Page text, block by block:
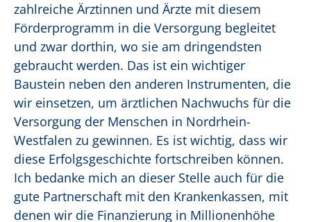
zahlreiche Ärztinnen und Ärzte mit diesem
Förderprogramm in die Versorgung begleitet
und zwar dorthin, wo sie am dringendsten
gebraucht werden. Das ist ein wichtiger
Baustein neben den anderen Instrumenten, die
wir einsetzen, um ärztlichen Nachwuchs für die
Versorgung der Menschen in Nordrhein-
Westfalen zu gewinnen. Es ist wichtig, dass wir
diese Erfolgsgeschichte fortschreiben können.
Ich bedanke mich an dieser Stelle auch für die
gute Partnerschaft mit den Krankenkassen, mit
denen wir die Finanzierung in Millionenhöhe